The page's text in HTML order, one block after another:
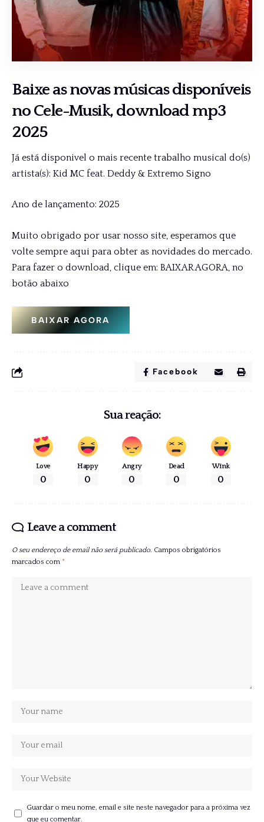
Baixe as novas músicas disponíveis
noCele-Musik, download mp3
2025
Já está disponivel o mais recente trabalho musical do(s)
artista(s): Kid MC feat. Deddy & Extremo Signo
Ano de lançamento: 2025
Muito obrigado por usar nosso site, esperamos que
volte sempre aqui para obter as novidades do mercado.
Para fazer o download, clique em: BAIXAR AGORA, no
botão abaixo
BAIXAR AGORA
Facebook
Sua reação:
Love
0
Happy
0
Angry
0
Dead
0
Wink
0
Leave a comment
O seu endereço de email não será publicado. Campos obrigatórios
marcados com *
Guardar o meu nome, email e site neste navegador para a próxima vez
que eu comentar.